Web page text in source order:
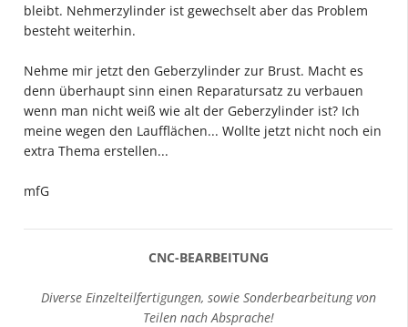
bleibt. Nehmerzylinder ist gewechselt aber das Problem
besteht weiterhin.
Nehme mir jetzt den Geberzylinder zur Brust. Macht es
denn überhaupt sinn einen Reparatursatz zu verbauen
wenn man nicht weiß wie alt der Geberzylinder ist? Ich
meine wegen den Laufflächen... Wollte jetzt nicht noch ein
extra Thema erstellen...
mfG
CNC-BEARBEITUNG
Diverse Einzelteilfertigungen, sowie Sonderbearbeitung von
Teilen nach Absprache!